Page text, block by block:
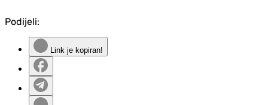
Podijeli:
Link je kopiran!